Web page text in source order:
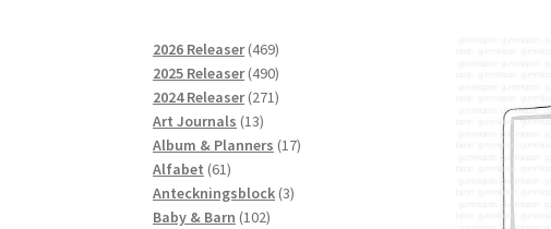
2026 Releaser 469469
produkter
2025 Releaser 490490
produkter
2024 Releaser 271271
Art Journals 1313
produkter
Album & Planners 1717
Alfabet 6161
produkter
Anteckningsblock 33
Baby & Barn 102102